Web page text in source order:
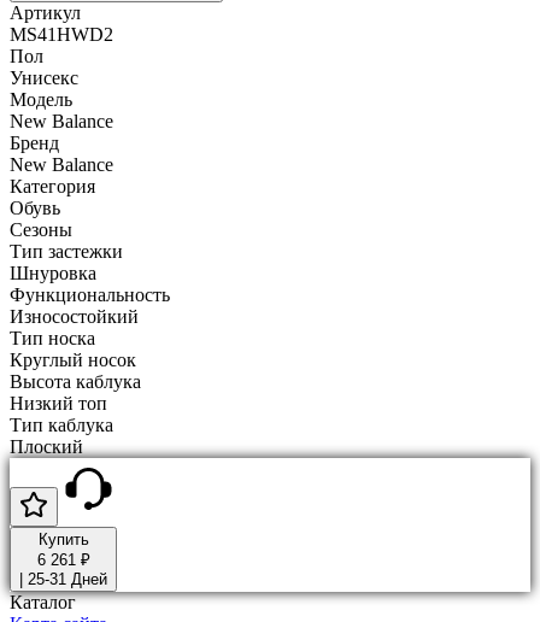
Артикул
MS41HWD2
Пол
Унисекс
Модель
New Balance
Бренд
New Balance
Категория
Обувь
Сезоны
Тип застежки
Шнуровка
Функциональность
Износостойкий
Тип носка
Круглый носок
Высота каблука
Низкий топ
Тип каблука
Плоский
Купить
6 261 ₽
25-31 Дней
Каталог